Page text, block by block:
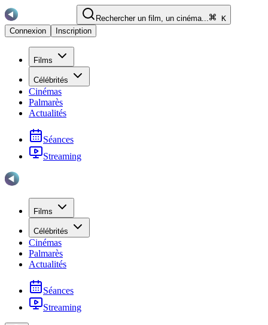
Rechercher un film, un cinéma...
K
Connexion
Inscription
Films
Célébrités
Cinémas
Palmarès
Actualités
Séances
Streaming
Films
Célébrités
Cinémas
Palmarès
Actualités
Séances
Streaming